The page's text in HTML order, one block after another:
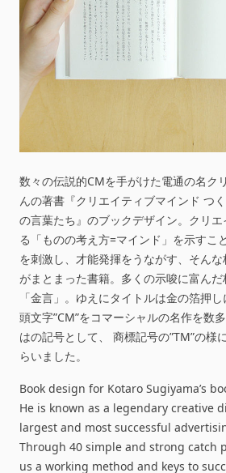
数々の伝説的CMを手がけた電通の名ク
んの著書『クリエイティブマインド つ
の言葉たち』のブックデザイン。クリ
る「ものの考え方=マインド」を示すこ
を刺激し、才能発揮をうながす、そん
がまとまった書籍。多くの示唆に富ん
「金言」。ゆえにタイトルは金の箔押
頭文字”CM”をコマーシャルの名作を数
はの記号として、 商標記号の”TM”の様
らいました。
Book design for Kotaro Sugiyama’s
He is known as a legendary creative
largest and most successful
Through 40 simple and strong catch
us a working method and keys to